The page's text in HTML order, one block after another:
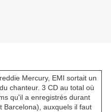
Mercury, EMI sortait un
chanteur. 3 CD au total où
qu'il a enregistrés durant
Barcelona), auxquels il faut